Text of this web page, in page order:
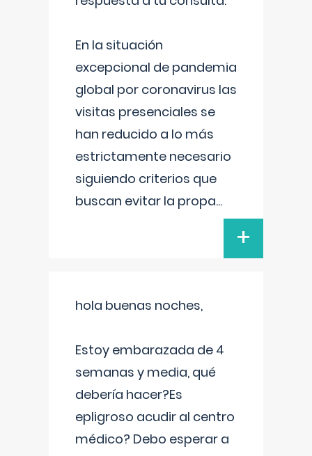
En la situación
excepcional de pandemia
global por coronavirus las
visitas presenciales se
han reducido a lo más
estrictamente necesario
siguiendo criterios que
buscan evitar la propa...
+
hola buenas noches,
Estoy embarazada de 4
semanas y media, qué
debería hacer?Es
epligroso acudir al centro
médico? Debo esperar a